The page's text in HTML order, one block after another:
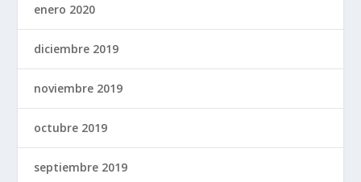
enero 2020
diciembre 2019
noviembre 2019
octubre 2019
septiembre 2019